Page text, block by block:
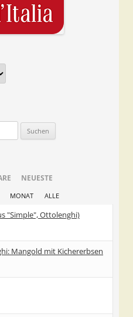
NEUESTE
MONAT ALLE
"Simple", Ottolenghi)
Mangold mit Kichererbsen